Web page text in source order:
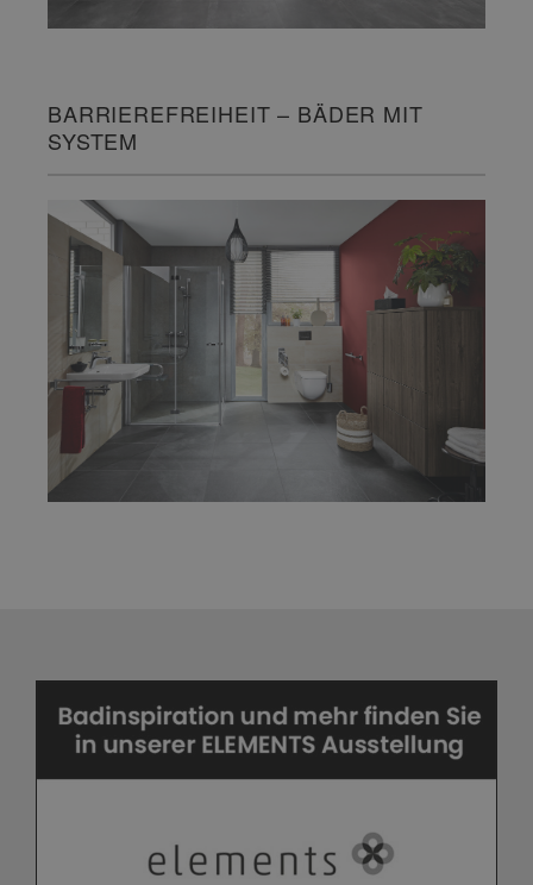
BARRIEREFREIHEIT – BÄDER MIT
SYSTEM